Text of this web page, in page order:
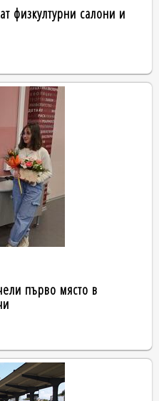
физкултурни салони и
първо място в